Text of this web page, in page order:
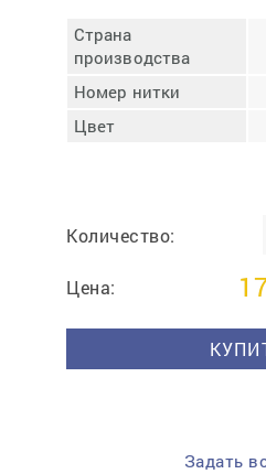
Страна
производства
Номер нитки
Цвет
Количество:
Цена:
Задать